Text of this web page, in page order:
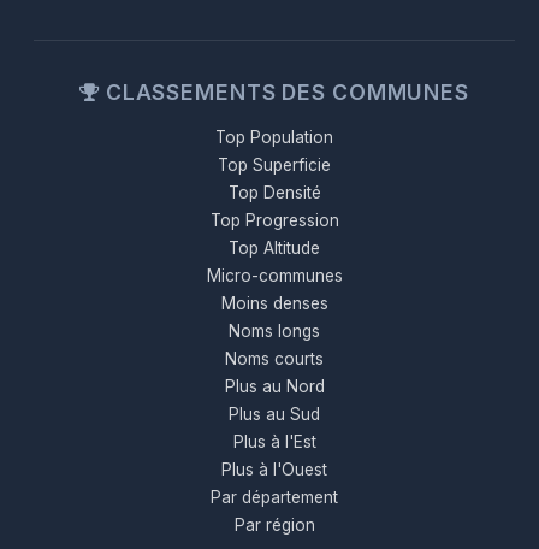
CLASSEMENTS DES COMMUNES
Top Population
Top Superficie
Top Densité
Top Progression
Top Altitude
Micro-communes
Moins denses
Noms longs
Noms courts
Plus au Nord
Plus au Sud
Plus à l'Est
Plus à l'Ouest
Par département
Par région